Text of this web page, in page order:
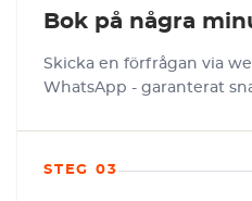
Bok på några
Skicka en förfrågan via
WhatsApp - garanterat
STEG 03